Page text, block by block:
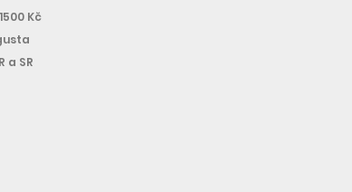
Kč
a SR